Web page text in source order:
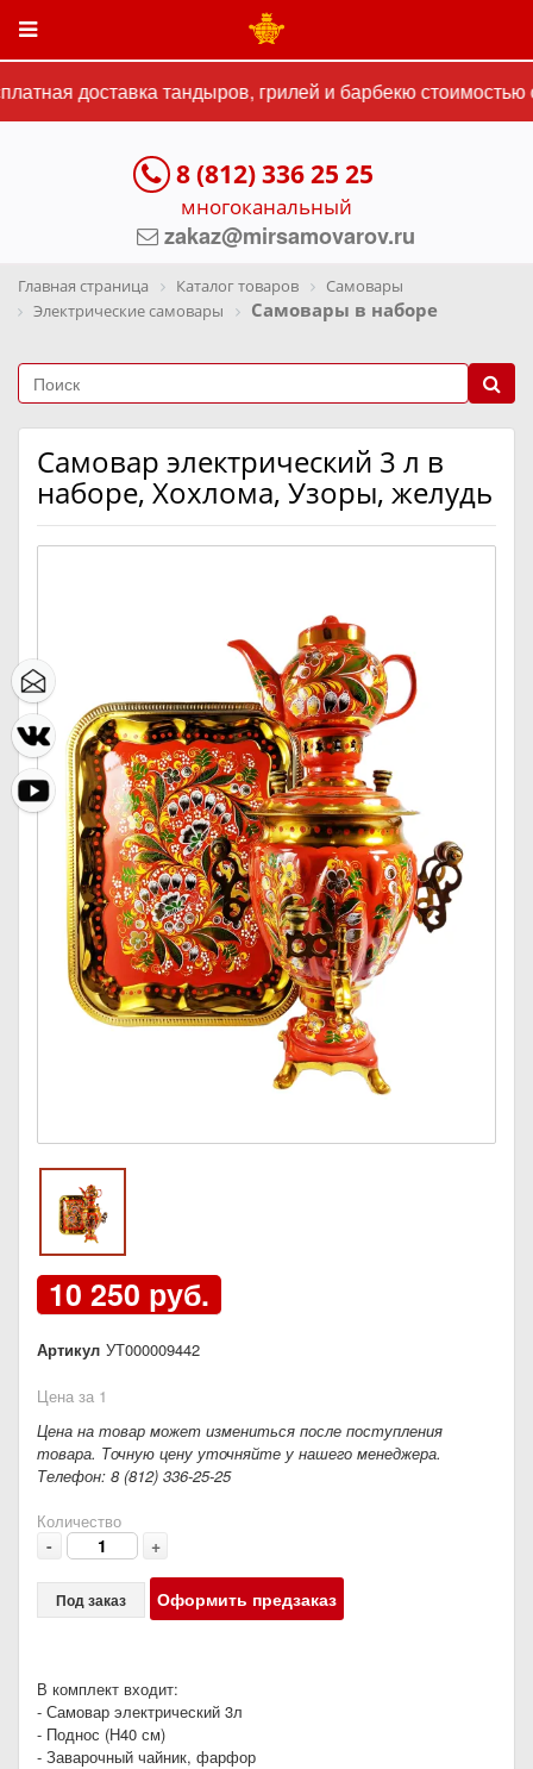
доставка тандыров, грилей и барбекю стоимостью
8 (812) 336 25 25
многоканальный
zakaz@mirsamovarov.ru
Главная страница Каталог товаров
Самовары
Электрические самовары
Самовары в наборе
Самовар электрический 3 л в
наборе, Хохлома, Узоры, желудь
10 250 руб.
Артикул УТ000009442
Цена за 1
Цена на товар может измениться после поступления
товара. Точную цену уточняйте у нашего менеджера.
Телефон: 8 (812) 336-25-25
Количество
- +
Под заказ Оформить предзаказ
В комплект входит:
- Самовар электрический 3л
- Поднос (Н40 см)
- Заварочный чайник, фарфор